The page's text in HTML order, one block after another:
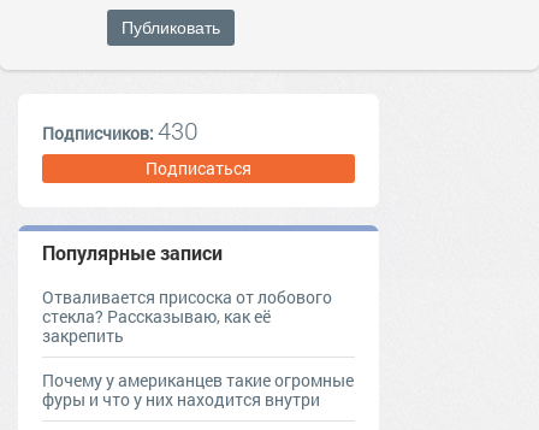
Публиковать
Подписчиков: 430
Подписаться
Популярные записи
Отваливается присоска от лобового
стекла? Рассказываю, как её
закрепить
Почему у американцев такие огромные
фуры и что у них находится внутри